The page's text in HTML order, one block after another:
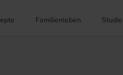
Familienleben